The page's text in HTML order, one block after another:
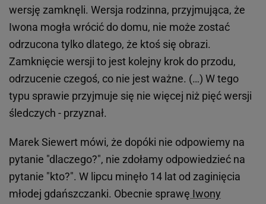
wersję zamknęli. Wersja rodzinna, przyjmująca, że
Iwona mogła wrócić do domu, nie może zostać
odrzucona tylko dlatego, że ktoś się obrazi.
Zamknięcie wersji to jest kolejny krok do przodu,
odrzucenie czegoś, co nie jest ważne. (…) W tego
typu sprawie przyjmuje się nie więcej niż pięć wersji
śledczych - przyznał.
Marek Siewert mówi, że dopóki nie odpowiemy na
pytanie "dlaczego?", nie zdołamy odpowiedzieć na
pytanie "kto?". W lipcu minęło 14 lat od zaginięcia
młodej gdańszczanki. Obecnie sprawę Iwony